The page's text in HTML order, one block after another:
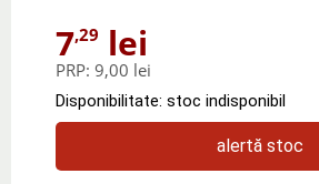
7,29 lei
PRP: 9,00 lei
Disponibilitate: stoc indisponibil
alertă stoc